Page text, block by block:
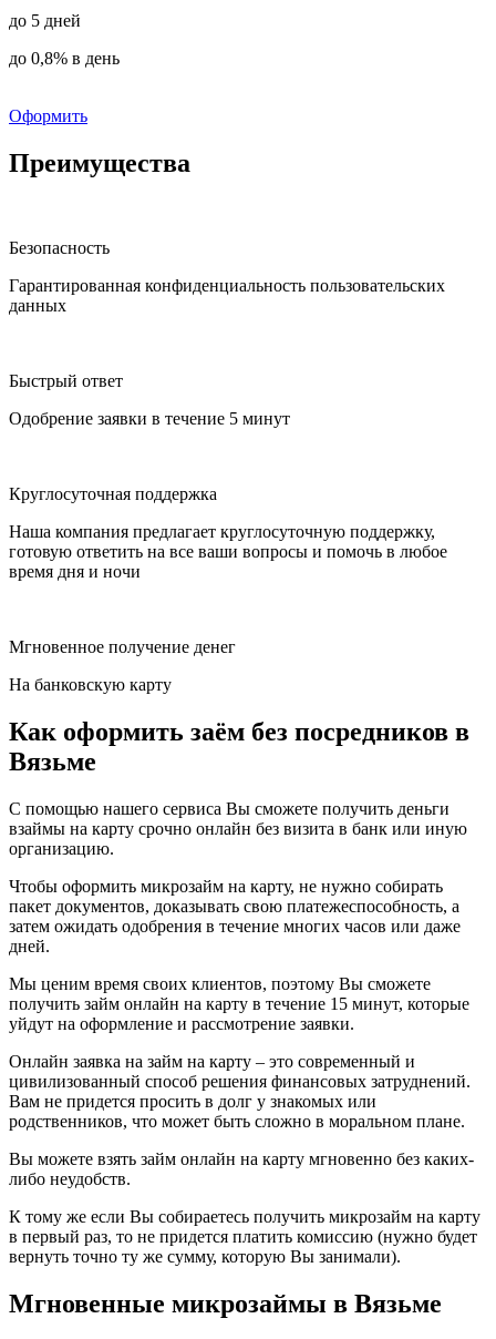
до 5 дней
до 0,8% в день
Оформить
Преимущества
Безопасность
Гарантированная конфиденциальность пользовательских
данных
Быстрый ответ
Одобрение заявки в течение 5 минут
Круглосуточная поддержка
Наша компания предлагает круглосуточную поддержку,
готовую ответить на все ваши вопросы и помочь в любое
время дня и ночи
Мгновенное получение денег
На банковскую карту
Как оформить заём без посредников в
Вязьме
С помощью нашего сервиса Вы сможете получить деньги
взаймы на карту срочно онлайн без визита в банк или иную
организацию.
Чтобы оформить микрозайм на карту, не нужно собирать
пакет документов, доказывать свою платежеспособность, а
затем ожидать одобрения в течение многих часов или даже
дней.
Мы ценим время своих клиентов, поэтому Вы сможете
получить займ онлайн на карту в течение 15 минут, которые
уйдут на оформление и рассмотрение заявки.
Онлайн заявка на займ на карту – это современный и
цивилизованный способ решения финансовых затруднений.
Вам не придется просить в долг у знакомых или
родственников, что может быть сложно в моральном плане.
Вы можете взять займ онлайн на карту мгновенно без каких-
либо неудобств.
К тому же если Вы собираетесь получить микрозайм на карту
в первый раз, то не придется платить комиссию (нужно будет
вернуть точно ту же сумму, которую Вы занимали).
Мгновенные микрозаймы в Вязьме